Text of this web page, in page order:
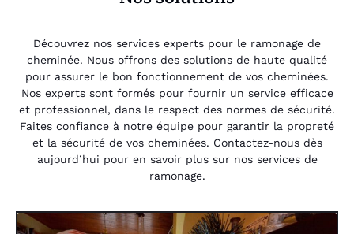
Découvrez nos services experts pour le ramonage de
cheminée. Nous offrons des solutions de haute qualité
pour assurer le bon fonctionnement de vos cheminées.
Nos experts sont formés pour fournir un service efficace
et professionnel, dans le respect des normes de sécurité.
Faites confiance à notre équipe pour garantir la propreté
et la sécurité de vos cheminées. Contactez-nous dès
aujourd’hui pour en savoir plus sur nos services de
ramonage.